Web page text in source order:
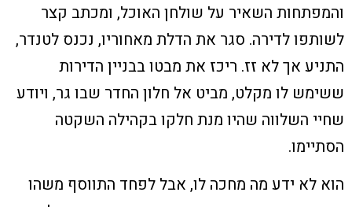
והמפתחות השאיר על שולחן האוכל, ומכתב קצר
לשותפו לדירה. סגר את הדלת מאחוריו, נכנס לטנדר,
התניע אך לא זז. ריכז את מבטו בבניין הדירות
ששימש לו מקלט, מביט אל חלון החדר שבו גר, ויודע
שחיי השלווה שהיו מנת חלקו בקהילה השקטה
הסתיימו.
הוא לא ידע מה מחכה לו, אבל לפחד התווסף משהו